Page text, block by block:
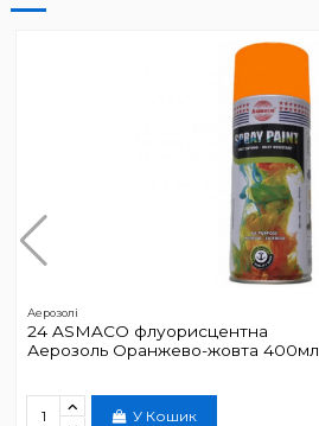
Аерозолі
24 ASMACO флуорисцентна
Аерозоль Оранжево-жовта 400мл
У Кошик